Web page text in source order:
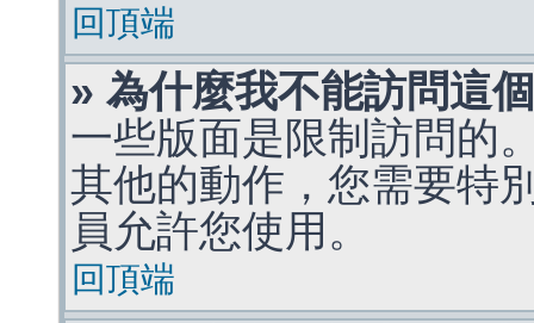
回頂端
» 為什麼我不能訪問這
一些版面是限制訪問的
其他的動作，您需要特
員允許您使用。
回頂端